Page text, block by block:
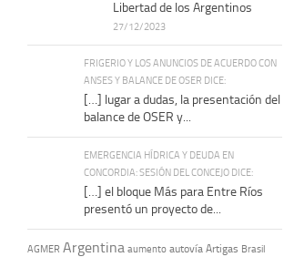
Libertad de los Argentinos
27/12/2023
FRIGERIO Y LOS ANUNCIOS DE ACUERDO CON
ANSES Y BALANCE DE OSER DICE:
[…] lugar a dudas, la presentación del
balance de OSER y...
EMERGENCIA HÍDRICA Y DEUDA EN
CONCORDIA: SESIÓN DEL CONCEJO DICE:
[…] el bloque Más para Entre Ríos
presentó un proyecto de...
AGMER Argentina aumento autovía Artigas Brasil